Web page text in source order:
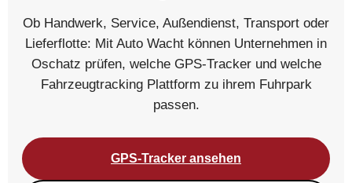
Ob Handwerk, Service, Außendienst, Transport oder
Lieferflotte: Mit Auto Wacht können Unternehmen in
Oschatz prüfen, welche GPS-Tracker und welche
Fahrzeugtracking Plattform zu ihrem Fuhrpark
passen.
GPS-Tracker ansehen